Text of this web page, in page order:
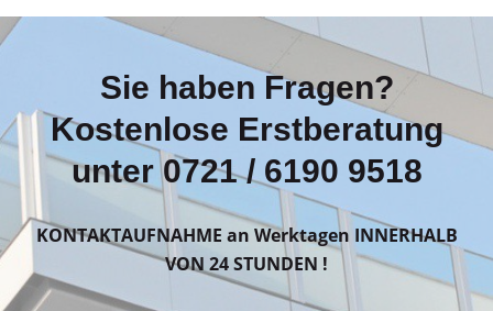
Sie haben Fragen?
Kostenlose Erstberatung
unter 0721 / 6190 9518
KONTAKTAUFNAHME an Werktagen INNERHALB
VON 24 STUNDEN !